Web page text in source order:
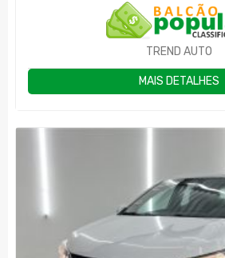
TREND AUTO
MAIS DETALHES